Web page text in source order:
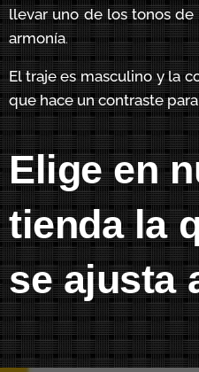
llevar uno de los tonos de
armonía.
El traje es masculino y la
que hace un contraste
Elige en
tienda la
se ajusta